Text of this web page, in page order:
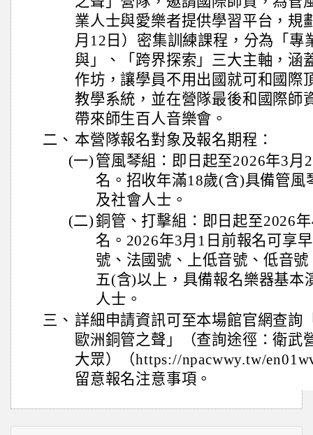
業人士與愛樂者提供學習平台，規
月12日）密集訓練課程，分為「專
與」、「跨界探索」三大主軸，涵
作坊，讓學員不用出國就可和國際
教學系統，並在營隊最後和國際師
帶來師生百人音樂會。
二、 本營隊報名對象及報名期程：
(一) 管風琴組：即日起至2026年3月
名。招收年滿18歲(含)具備管風
及社會人士。
(二)銅管、打擊組：即日起至2026
名。2026年3月1日前報名可享
號、法國號、上低音號、低音
五(含)以上，具備報名樂器基本
人士。
三、 詳細申請資訊可至本場館官網查詢
歐洲銅管之聲」（查詢途徑：衛
大眾）（https://npacwwy.tw/
留意報名注意事項。